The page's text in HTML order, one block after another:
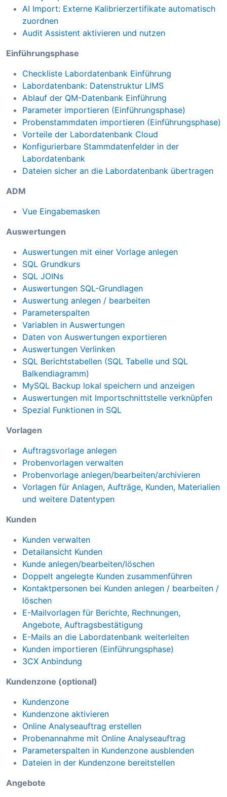
AI Import: Externe Kalibrierzertifikate automatisch
zuordnen
Audit Assistent aktivieren und nutzen
Einführungsphase
Checkliste Labordatenbank Einführung
Labordatenbank: Datenstruktur LIMS
Ablauf der QM-Datenbank Einführung
Parameter importieren (Einführungsphase)
Probenstammdaten importieren (Einführungsphase)
Vorteile der Labordatenbank Cloud
Konfigurierbare Stammdatenfelder in der
Labordatenbank
Dateien sicher an die Labordatenbank übertragen
ADM
Vue Eingabemasken
Auswertungen
Auswertungen mit einer Vorlage anlegen
SQL Grundkurs
SQL JOINs
Auswertungen SQL-Grundlagen
Auswertung anlegen / bearbeiten
Parameterspalten
Variablen in Auswertungen
Daten von Auswertungen exportieren
Auswertungen Verlinken
SQL Berichtstabellen (SQL Tabelle und SQL
Balkendiagramm)
MySQL Backup lokal speichern und anzeigen
Auswertungen mit Importschnittstelle verknüpfen
Spezial Funktionen in SQL
Vorlagen
Auftragsvorlage anlegen
Probenvorlagen verwalten
Probenvorlage anlegen/bearbeiten/archivieren
Vorlagen für Anlagen, Aufträge, Kunden, Materialien
und weitere Datentypen
Kunden
Kunden verwalten
Detailansicht Kunden
Kunde anlegen/bearbeiten/löschen
Doppelt angelegte Kunden zusammenführen
Kontaktpersonen bei Kunden anlegen / bearbeiten /
löschen
E-Mailvorlagen für Berichte, Rechnungen,
Angebote, Auftragsbestätigung
E-Mails an die Labordatenbank weiterleiten
Kunden importieren (Einführungsphase)
3CX Anbindung
Kundenzone (optional)
Kundenzone
Kundenzone aktivieren
Online Analyseauftrag erstellen
Probenannahme mit Online Analyseauftrag
Parameterspalten in Kundenzone ausblenden
Dateien in der Kundenzone bereitstellen
Angebote